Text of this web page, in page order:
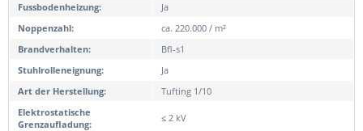
Fussbodenheizung:
Ja
Noppenzahl:
ca. 220.000 / m²
Brandverhalten:
Bfl-s1
Stuhlrolleneignung:
Ja
Art der Herstellung:
Tufting 1/10
Elektrostatische
Grenzaufladung:
≤ 2 kV